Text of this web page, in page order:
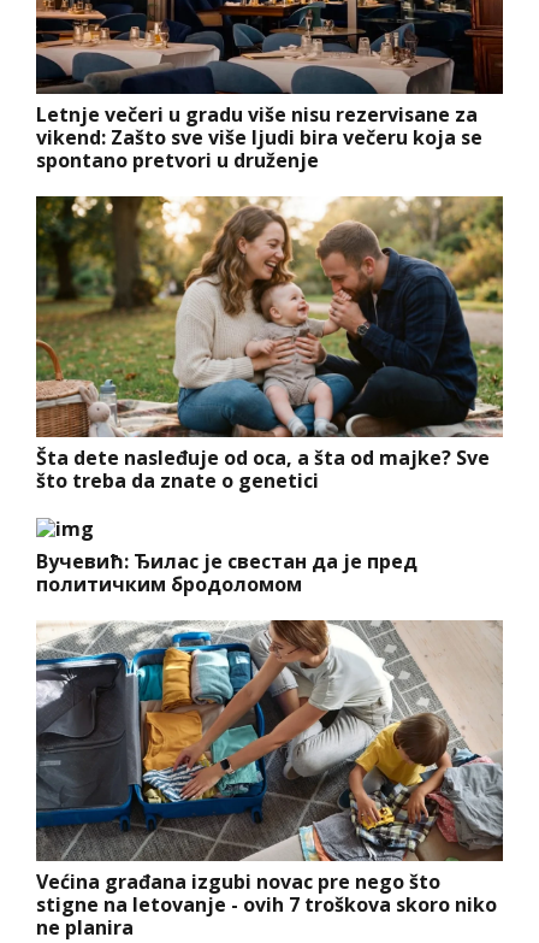
Letnje večeri u gradu više nisu rezervisane za
vikend: Zašto sve više ljudi bira večeru koja se
spontano pretvori u druženje
Šta dete nasleđuje od oca, a šta od majke? Sve
što treba da znate o genetici
Вучевић: Ђилас је свестан да је пред
политичким бродоломом
Većina građana izgubi novac pre nego što
stigne na letovanje - ovih 7 troškova skoro niko
ne planira